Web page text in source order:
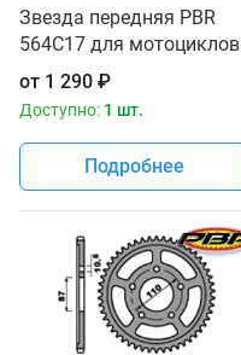
Звезда передняя PBR
564C17 для мотоциклов
от 1 290 ₽
Доступно: 1 шт.
Подробнее